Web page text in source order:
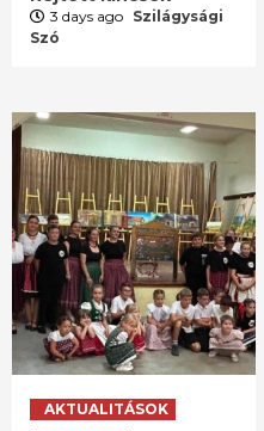
3 days ago Szilágysági
Szó
AKTUALITÁSOK